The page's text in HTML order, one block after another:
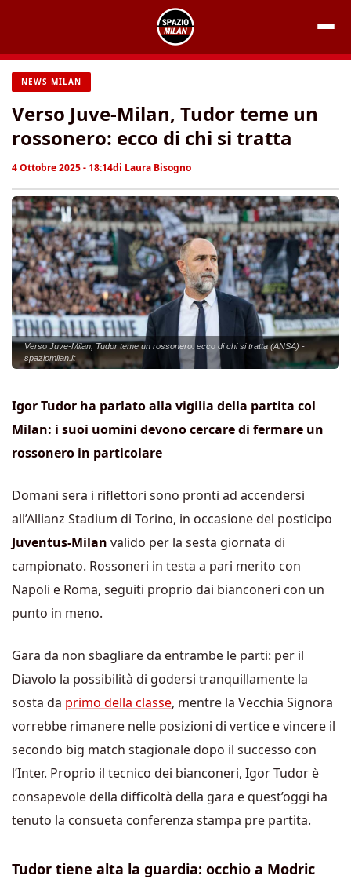
contenuto
NEWS MILAN
Verso Juve-Milan, Tudor teme un
rossonero: ecco di chi si tratta
4 Ottobre 2025 - 18:14di Laura Bisogno
Verso Juve-Milan, Tudor teme un rossonero: ecco di chi si tratta (ANSA) -
spaziomilan.it
Igor Tudor ha parlato alla vigilia della partita col
Milan: i suoi uomini devono cercare di fermare un
rossonero in particolare
Domani sera i riflettori sono pronti ad accendersi
all’Allianz Stadium di Torino, in occasione del posticipo
Juventus-Milan valido per la sesta giornata di
campionato. Rossoneri in testa a pari merito con
Napoli e Roma, seguiti proprio dai bianconeri con un
punto in meno.
Gara da non sbagliare da entrambe le parti: per il
Diavolo la possibilità di godersi tranquillamente la
sosta da primo della classe, mentre la Vecchia Signora
vorrebbe rimanere nelle posizioni di vertice e vincere il
secondo big match stagionale dopo il successo con
l’Inter. Proprio il tecnico dei bianconeri, Igor Tudor è
consapevole della difficoltà della gara e quest’oggi ha
tenuto la consueta conferenza stampa pre partita.
Tudor tiene alta la guardia: occhio a Modric